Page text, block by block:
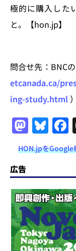
極的に購入した
と。【hon.jp】
問合せ先：BNC
etcanada.ca/
ing-study.html ）
M
a
st
o
d
o
n
Bl
u
e
s
k
y
HON.jpをGoogle
広告